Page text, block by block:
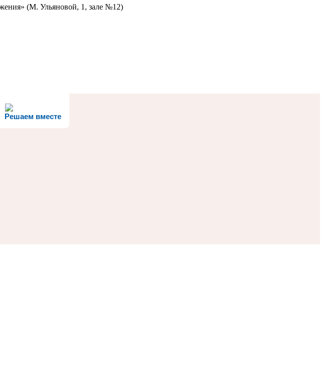
(М. Ульяновой, 1, зале №12)
Решаем вместе